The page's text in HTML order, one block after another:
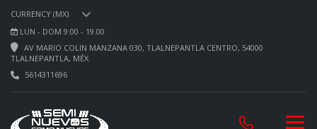
CURRENCY (MX)
LUN - DOM 9:00 - 19.00
AV MARIO COLIN MANZANA 030, TLALNEPANTLA CENTRO, 54000
TLALNEPANTLA, MÉX.
5614311696